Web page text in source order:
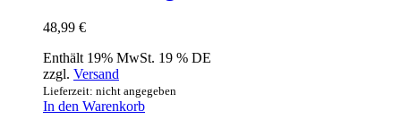
48,99 €
Enthält 19% MwSt. 19 % DE
zzgl. Versand
Lieferzeit: nicht angegeben
In den Warenkorb